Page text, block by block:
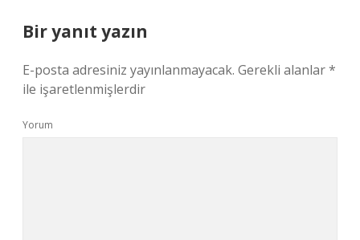
Bir yanıt yazın
E-posta adresiniz yayınlanmayacak. Gerekli alanlar*
ile işaretlenmişlerdir
Yorum